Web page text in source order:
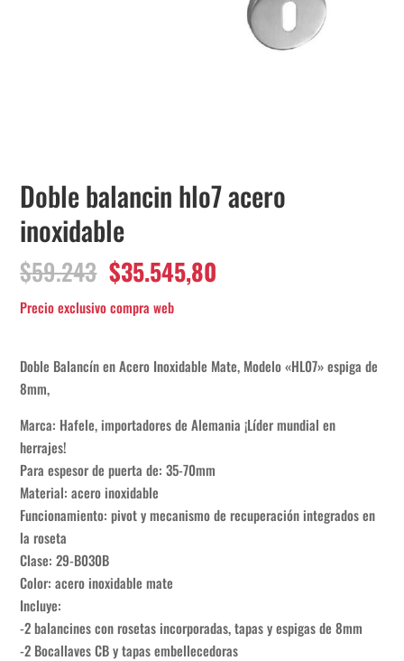
Doble balancin hlo7 acero
inoxidable
$59.243 El
precio
original
$59.243.
$35.545,80
$35.545,80.
Doble Balancín en Acero Inoxidable Mate, Modelo «HL07» espiga de
8mm,
Marca: Hafele, importadores de Alemania ¡Líder mundial en
herrajes!
Para espesor de puerta de: 35-70mm
Material: acero inoxidable
Funcionamiento: pivot y mecanismo de recuperación integrados en
la roseta
Clase: 29-B030B
Color: acero inoxidable mate
Incluye:
-2 balancines con rosetas incorporadas, tapas y espigas de 8mm
-2 Bocallaves CB y tapas embellecedoras